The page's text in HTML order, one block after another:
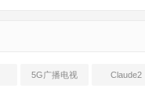
5G广播电视 Claude2